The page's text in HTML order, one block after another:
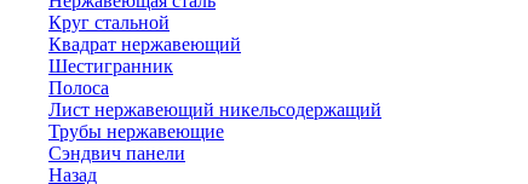
Круг стальной
Квадрат нержавеющий
Шестигранник
Полоса
Лист нержавеющий никельсодержащий
Трубы нержавеющие
Сэндвич панели
Назад